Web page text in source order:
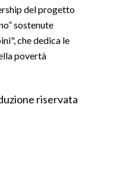
del progetto
sostenute
che dedica le
povertà
riservata